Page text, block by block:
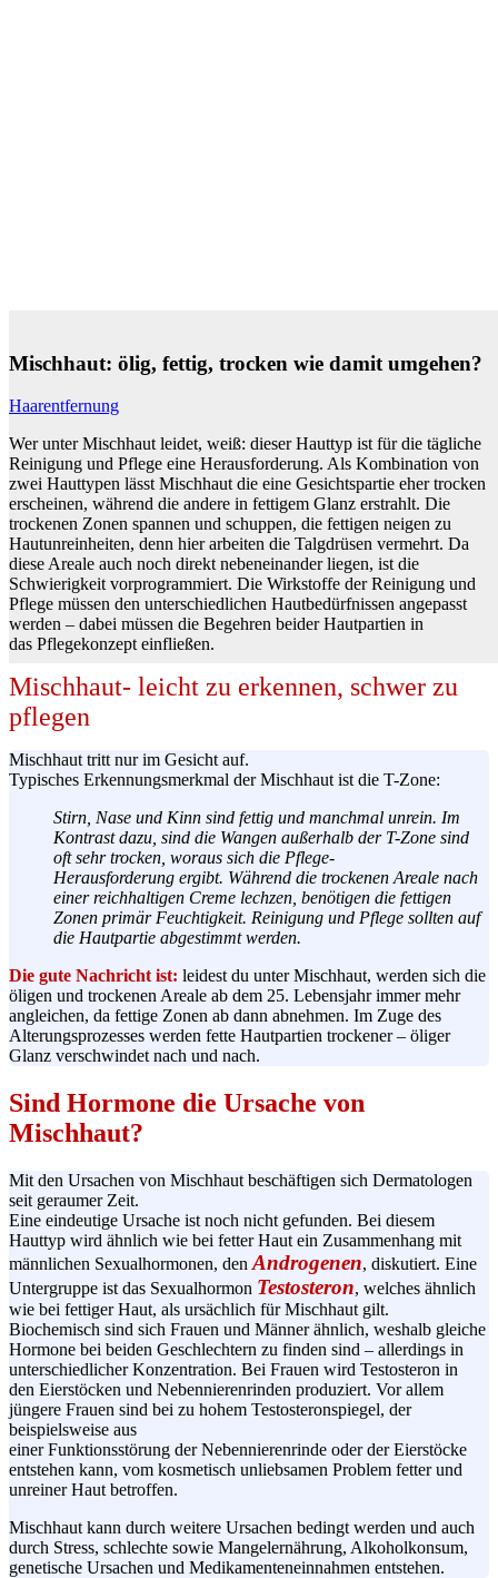
Mischhaut: ölig, fettig, trocken wie damit umgehen?
Haarentfernung
Wer unter Mischhaut leidet, weiß: dieser Hauttyp ist für die tägliche
Reinigung und Pflege eine Herausforderung. Als Kombination von
zwei Hauttypen lässt Mischhaut die eine Gesichtspartie eher trocken
erscheinen, während die andere in fettigem Glanz erstrahlt. Die
trockenen Zonen spannen und schuppen, die fettigen neigen zu
Hautunreinheiten, denn hier arbeiten die Talgdrüsen vermehrt. Da
diese Areale auch noch direkt nebeneinander liegen, ist die
Schwierigkeit vorprogrammiert. Die Wirkstoffe der Reinigung und
Pflege müssen den unterschiedlichen Hautbedürfnissen angepasst
werden – dabei müssen die Begehren beider Hautpartien in
das Pflegekonzept einfließen.
Mischhaut- leicht zu erkennen, schwer zu
pflegen
Mischhaut tritt nur im Gesicht auf.
Typisches Erkennungsmerkmal der Mischhaut ist die T-Zone:
Stirn, Nase und Kinn sind fettig und manchmal unrein. Im
Kontrast dazu, sind die Wangen außerhalb der T-Zone sind
oft sehr trocken, woraus sich die Pflege-
Herausforderung ergibt. Während die trockenen Areale nach
einer reichhaltigen Creme lechzen, benötigen die fettigen
Zonen primär Feuchtigkeit. Reinigung und Pflege sollten auf
die Hautpartie abgestimmt werden.
Die gute Nachricht ist: leidest du unter Mischhaut, werden sich die
öligen und trockenen Areale ab dem 25. Lebensjahr immer mehr
angleichen, da fettige Zonen ab dann abnehmen. Im Zuge des
Alterungsprozesses werden fette Hautpartien trockener – öliger
Glanz verschwindet nach und nach.
Sind Hormone die Ursache von
Mischhaut?
Mit den Ursachen von Mischhaut beschäftigen sich Dermatologen
seit geraumer Zeit.
Eine eindeutige Ursache ist noch nicht gefunden. Bei diesem
Hauttyp wird ähnlich wie bei fetter Haut ein Zusammenhang mit
männlichen Sexualhormonen, den Androgenen, diskutiert. Eine
Untergruppe ist das Sexualhormon Testosteron, welches ähnlich
wie bei fettiger Haut, als ursächlich für Mischhaut gilt.
Biochemisch sind sich Frauen und Männer ähnlich, weshalb gleiche
Hormone bei beiden Geschlechtern zu finden sind – allerdings in
unterschiedlicher Konzentration. Bei Frauen wird Testosteron in
den Eierstöcken und Nebennierenrinden produziert. Vor allem
jüngere Frauen sind bei zu hohem Testosteronspiegel, der
beispielsweise aus
einerFunktionsstörung derNebennierenrinde oder der Eierstöcke
entstehen kann, vom kosmetisch unliebsamen Problem fetter und
unreiner Haut betroffen.
Mischhaut kann durch weitere Ursachen bedingt werden und auch
durch Stress, schlechte sowie Mangelernährung, Alkoholkonsum,
genetische Ursachen und Medikamenteneinnahmen entstehen.